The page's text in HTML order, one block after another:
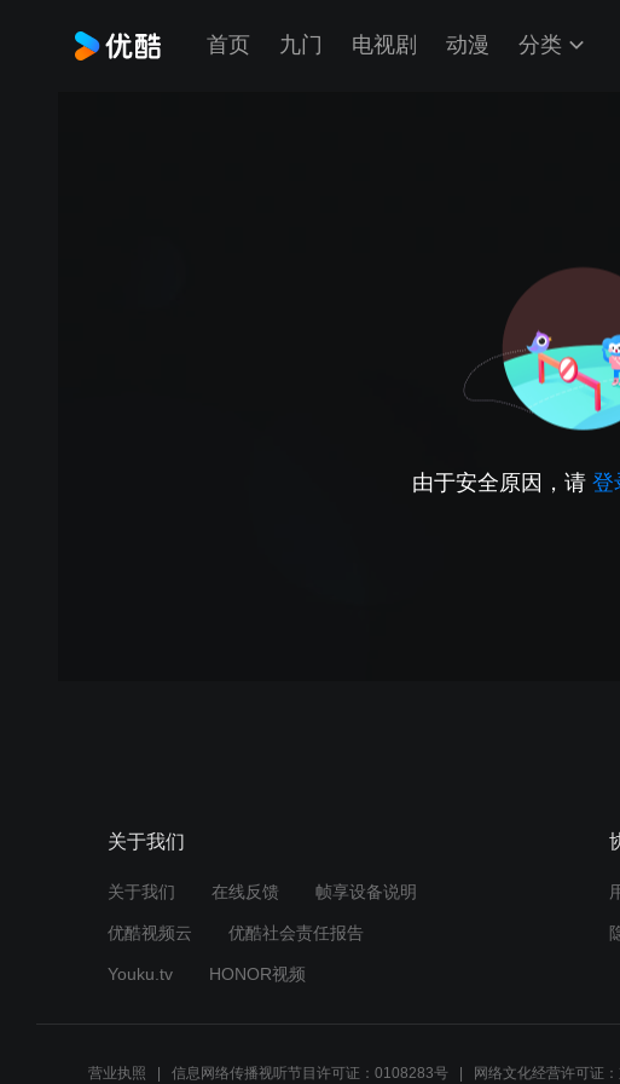
首页 九门 电视剧 动漫 分类
由于安全原因，请 登
关于我们
关于我们 在线反馈 帧享设备说明
优酷视频云 优酷社会责任报告
Youku.tv HONOR视频
营业执照 信息网络传播视听节目许可证：0108283号 网络文化经营许可证